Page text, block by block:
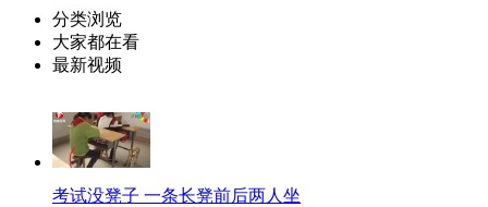
分类浏览
大家都在看
最新视频
考试没凳子 一条长凳前后两人坐